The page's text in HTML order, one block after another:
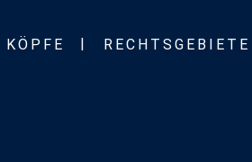
KÖPFE RECHTSGEBIETE